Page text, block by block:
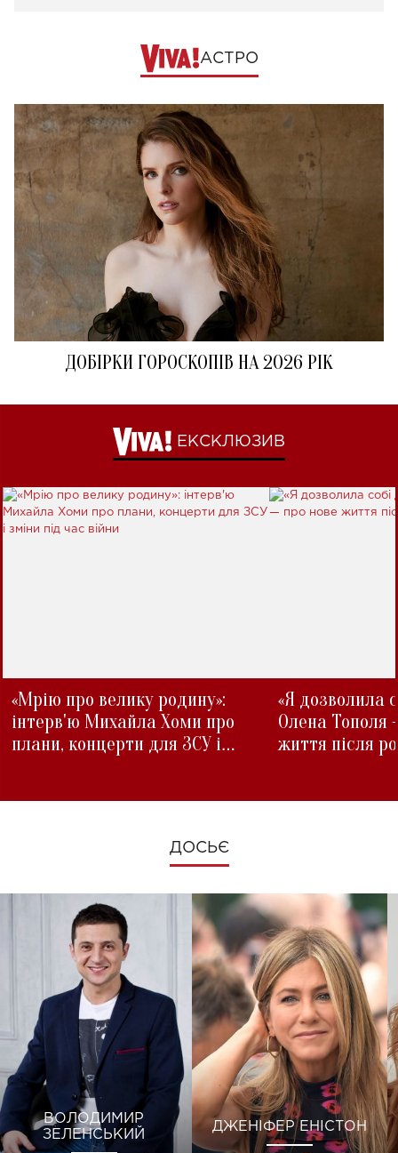
АСТРО
ДОБІРКИ ГОРОСКОПІВ НА 2026 РІК
ЕКСКЛЮЗИВ
«Мрію про велику родину»:
інтерв'ю Михайла Хоми про
плани, концерти для ЗСУ і
«Я дозволила
Олена Тополя
життя після
ДОСЬЄ
ВОЛОДИМИР
ЗЕЛЕНСЬКИЙ
ДЖЕНІФЕР ЕНІСТОН